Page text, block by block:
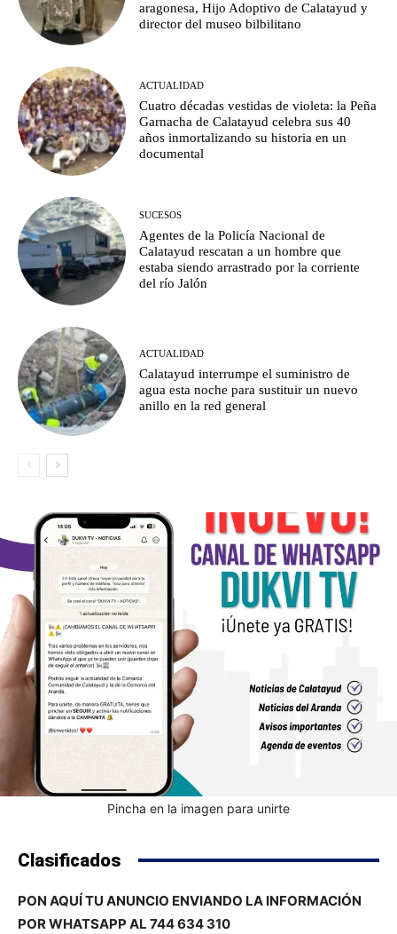
aragonesa, Hijo Adoptivo de Calatayud y
director del museo bilbilitano
ACTUALIDAD
Cuatro décadas vestidas de violeta: la Peña
Garnacha de Calatayud celebra sus 40
años inmortalizando su historia en un
documental
SUCESOS
Agentes de la Policía Nacional de
Calatayud rescatan a un hombre que
estaba siendo arrastrado por la corriente
del río Jalón
ACTUALIDAD
Calatayud interrumpe el suministro de
agua esta noche para sustituir un nuevo
anillo en la red general
Pincha en la imagen para unirte
Clasificados
PON AQUÍ TU ANUNCIO ENVIANDO LA INFORMACIÓN
POR WHATSAPP AL 744 634 310